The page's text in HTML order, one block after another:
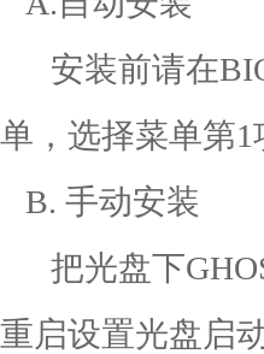
安装前请在
单，选择菜单
B. 手动安装
把光盘下
重启设置光盘启